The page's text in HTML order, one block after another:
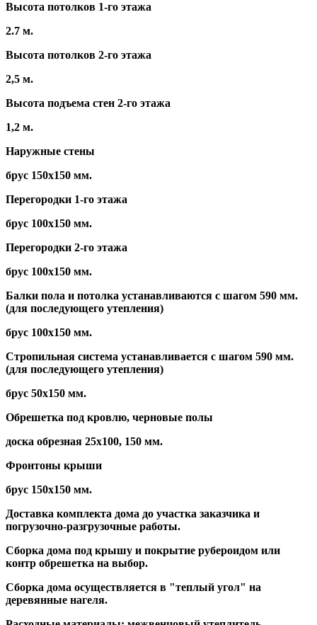
Высота потолков 1-го этажа
2.7 м.
Высота потолков 2-го этажа
2,5 м.
Высота подъема стен 2-го этажа
1,2 м.
Наружные стены
брус 150х150 мм.
Перегородки 1-го этажа
брус 100х150 мм.
Перегородки 2-го этажа
брус 100х150 мм.
Балки пола и потолка устанавливаются с шагом 590 мм.
(для последующего утепления)
брус 100х150 мм.
Стропильная система устанавливается с шагом 590 мм.
(для последующего утепления)
брус 50х150 мм.
Обрешетка под кровлю, черновые полы
доска обрезная 25х100, 150 мм.
Фронтоны крыши
брус 150х150 мм.
Доставка комплекта дома до участка заказчика и
погрузочно-разгрузочные работы.
Сборка дома под крышу и покрытие рубероидом или
контр обрешетка на выбор.
Сборка дома осуществляется в "теплый угол" на
деревянные нагеля.